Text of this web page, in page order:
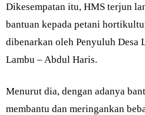
Dikesempatan itu, HMS terjun
bantuan kepada petani
dibenarkan oleh Penyuluh Desa
Lambu – Abdul Haris.
Menurut dia, dengan adanya
membantu dan meringankan